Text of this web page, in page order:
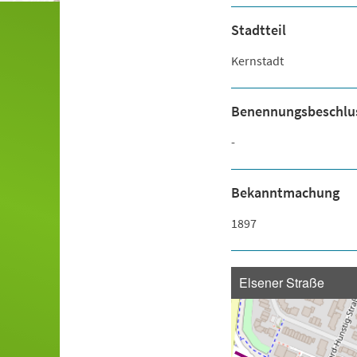
Stadtteil
Kernstadt
-
Bekanntmachung
1897
Elsener Straße